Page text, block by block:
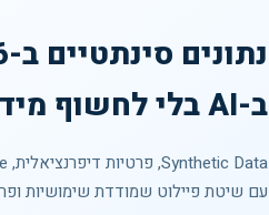
ב-AI בלי לחשוף מידע אמיתי
עם שיטת פיילוט שמודדת שימושיות